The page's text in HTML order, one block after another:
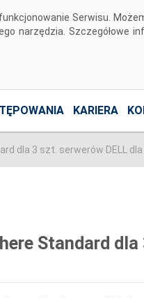
Serwisu.
narzędzia. Szczegółowe
KARIERA
dla 3 szt. serwerów DELL dla
Standard